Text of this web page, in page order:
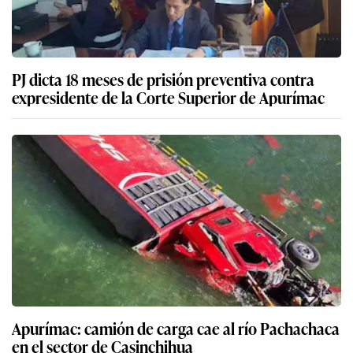
PJ dicta 18 meses de prisión preventiva contra
expresidente de la Corte Superior de Apurímac
Apurímac: camión de carga cae al río Pachachaca
en el sector de Casinchihua